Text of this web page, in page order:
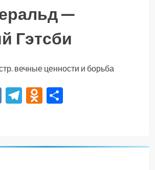
—
Гэтсби
стр. вечные ценности и борьба
VK TelegramOdnoklassniki